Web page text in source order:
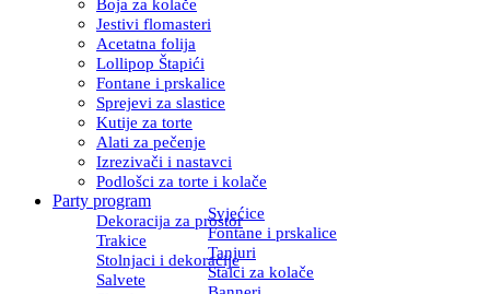
Boja za kolače
Jestivi flomasteri
Acetatna folija
Lollipop Štapići
Fontane i prskalice
Sprejevi za slastice
Kutije za torte
Alati za pečenje
Izrezivači i nastavci
Podlošci za torte i kolače
Party program
Dekoracija za prostor
Svjećice
Trakice
Fontane i prskalice
Stolnjaci i dekoracije
Tanjuri
Salvete
Stalci za kolače